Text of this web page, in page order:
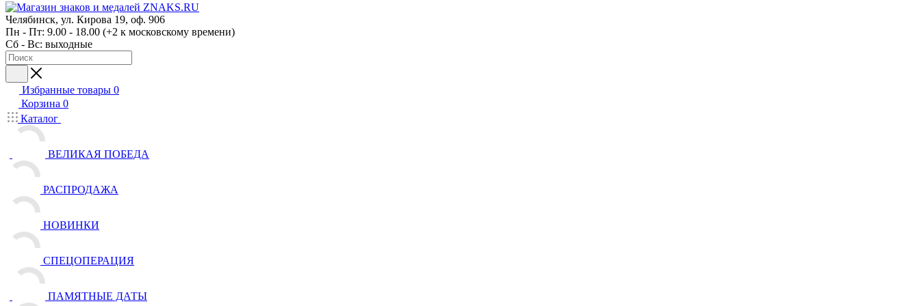
Челябинск, ул. Кирова 19, оф. 906
Пн - Пт: 9.00 - 18.00 (+2 к московскому времени)
Сб - Вс: выходные
Избранные товары 0
Корзина 0
Каталог
ВЕЛИКАЯ ПОБЕДА
РАСПРОДАЖА
НОВИНКИ
СПЕЦОПЕРАЦИЯ
ПАМЯТНЫЕ ДАТЫ